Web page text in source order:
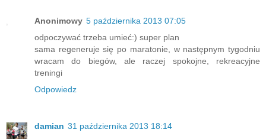
Anonimowy 5 października 2013 07:05
odpoczywać trzeba umieć:) super plan
sama regeneruje się po maratonie, w następnym tygodniu
wracam do biegów, ale raczej spokojne, rekreacyjne
treningi
Odpowiedz
damian 31 października 2013 18:14